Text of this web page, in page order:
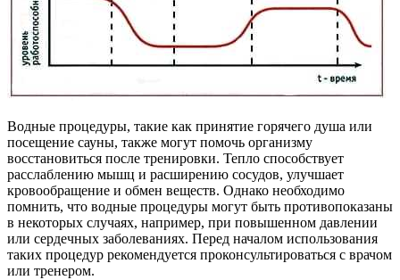
Водные процедуры, такие как принятие горячего душа или
посещение сауны, также могут помочь организму
восстановиться после тренировки. Тепло способствует
расслаблению мышц и расширению сосудов, улучшает
кровообращение и обмен веществ. Однако необходимо
помнить, что водные процедуры могут быть противопоказаны
в некоторых случаях, например, при повышенном давлении
или сердечных заболеваниях. Перед началом использования
таких процедур рекомендуется проконсультироваться с врачом
или тренером.